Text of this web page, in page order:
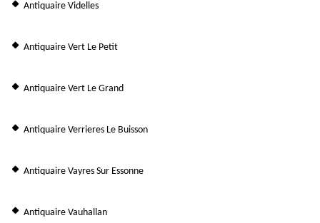
Antiquaire Videlles
Antiquaire Vert Le Petit
Antiquaire Vert Le Grand
Antiquaire Verrieres Le Buisson
Antiquaire Vayres Sur Essonne
Antiquaire Vauhallan